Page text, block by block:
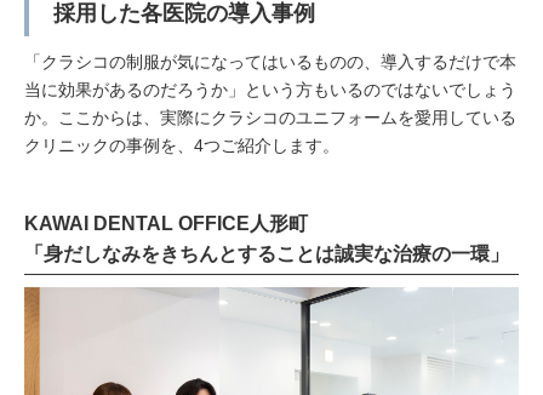
採用した各医院の導入事例
「クラシコの制服が気になってはいるものの、導入するだけで本
当に効果があるのだろうか」という方もいるのではないでしょう
か。ここからは、実際にクラシコのユニフォームを愛用している
クリニックの事例を、4つご紹介します。
KAWAI DENTAL OFFICE人形町
「身だしなみをきちんとすることは誠実な治療の一環」